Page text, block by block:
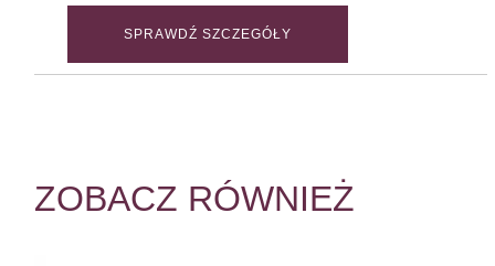
SPRAWDŹ SZCZEGÓŁY
ZOBACZ RÓWNIEŻ